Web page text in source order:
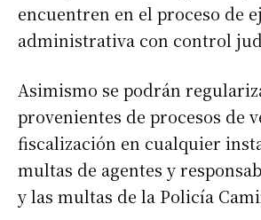
encuentren en el proceso de
administrativa con control
Asimismo se podrán
provenientes de procesos de
fiscalización en cualquier
multas de agentes y
y las multas de la Policía